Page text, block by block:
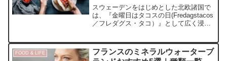
スウェーデンをはじめとした北欧諸国で
は、『金曜日はタコスの日(Fredagstacos
／フレダグス・タコ）』として広く浸透
日となった理由と、その背景について解
説します。
FOOD & LIFE
フランスのミネラルウォーターブ